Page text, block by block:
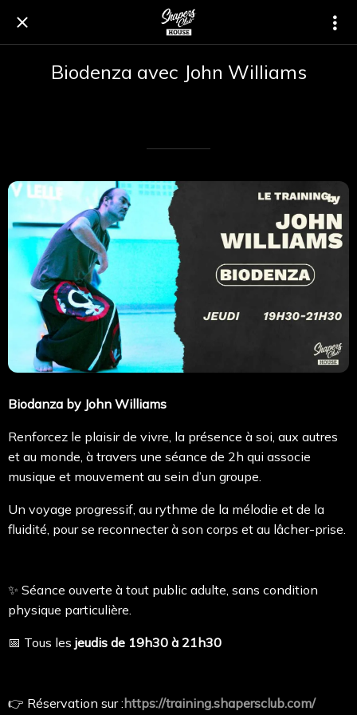
Biodenza avec John Williams
Biodanza by John Williams
Renforcez le plaisir de vivre, la présence à soi, aux autres
et au monde, à travers une séance de 2h qui associe
musique et mouvement au sein d’un groupe.
Un voyage progressif, au rythme de la mélodie et de la
fluidité, pour se reconnecter à son corps et au lâcher-prise.
✨ Séance ouverte à tout public adulte, sans condition
physique particulière.
📅 Tous les jeudis de 19h30 à 21h30
👉 Réservation sur :https://training.shapersclub.com/